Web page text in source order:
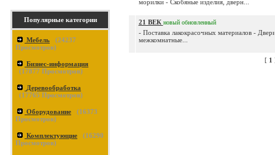
Популярные категории
Мебель (24237
Просмотров)
Бизнес-информация
(17877 Просмотров)
Деревообработка
(17765 Просмотров)
Оборудование (16373
Просмотров)
Комплектующие (16290
Просмотров)
морилки - Скобяные изделия, дверн...
21 ВЕК новый обновленный
- Поставка лакокрасочных материалов -
межкомнатные...
[ 1